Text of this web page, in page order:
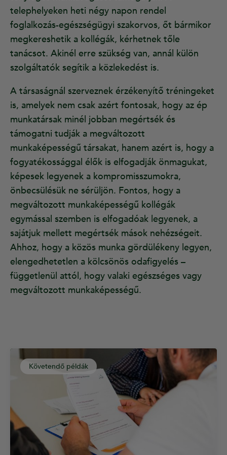
telephelyeken heti négy napon rendel
foglalkozás-egészségügyi szakorvos, őt bármikor
megkereshetik a kollégák, kérhetnek tőle
tanácsot. Akinél erre szükség van, annál külön
szolgáltatók segítik a közlekedést is.
A társaságnál szerveznek érzékenyítő tréningeket
is, amelyek nem csak azért fontosak, hogy az ép
munkatársak minél jobban megértsék és
támogatni tudják a megváltozott
munkaképességű társakat, hanem azért is, hogy a
fogyatékossággal élők is elfogadják önmagukat,
képesek legyenek a kompromisszumokra,
önbecsülésük ne sérüljön. Fontos, hogy a
megváltozott munkaképességű kollégák
egymással szemben is elfogadóak legyenek, a
sajátjuk mellett megértsék mások nehézségeit.
Ahhoz, hogy a közös munka gördülékeny legyen,
elengedhetetlen a kölcsönös odafigyelés –
függetlenül attól, hogy valaki egészséges vagy
megváltozott munkaképességű.
Követendő példák